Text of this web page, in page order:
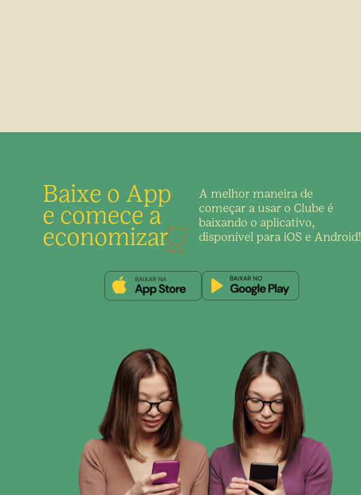
Baixe o App
e comece a
economizar
A melhor maneira de
começar a usar o Clube é
baixando o aplicativo,
disponível para iOS e Android!